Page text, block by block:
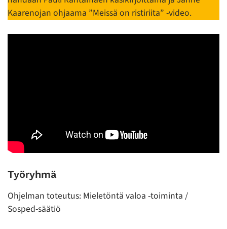
Kaarenojan ohjaama ”Meissä on ristiriita” -video.
Työryhmä
Ohjelman toteutus: Mieletöntä valoa -toiminta /
Sosped-säätiö